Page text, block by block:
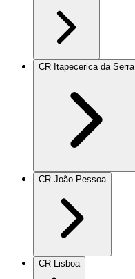
CR Itapecerica da Serra
CR João Pessoa
CR Lisboa